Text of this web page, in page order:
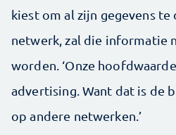
kiest om al zijn gegevens
netwerk, zal die informatie
worden. ‘Onze
advertising. Want dat is de
op andere netwerken.’